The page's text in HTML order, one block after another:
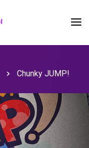
Chunky JUMP!